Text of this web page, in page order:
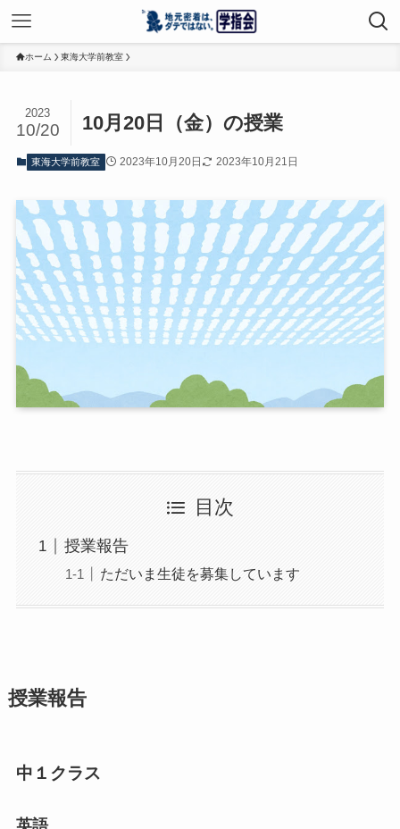
ホーム 東海大学前教室
10月20日（金）の授業
2023
10/20
東海大学前教室 2023年10月20日 2023年10月21日
目次
授業報告
ただいま生徒を募集しています
授業報告
中１クラス
英語